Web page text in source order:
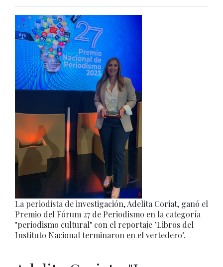
La periodista de investigación, Adelita Coriat, ganó el
Premio del Fórum 27 de Periodismo en la categoría
"periodismo cultural" con el reportaje "Libros del
Instituto Nacional terminaron en el vertedero".